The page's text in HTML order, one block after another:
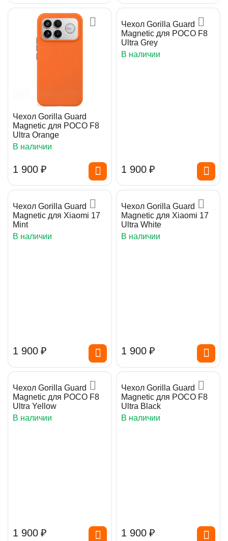
Чехол Gorilla Guard
Magnetic для POCO F8
Ultra Orange
В наличии
1 900 ₽
Чехол Gorilla Guard
Magnetic для POCO F8
Ultra Grey
В наличии
1 900 ₽
Чехол Gorilla Guard
Magnetic для Xiaomi 17
Mint
В наличии
1 900 ₽
Чехол Gorilla Guard
Magnetic для Xiaomi 17
Ultra White
В наличии
1 900 ₽
Чехол Gorilla Guard
Magnetic для POCO F8
Ultra Yellow
В наличии
1 900 ₽
Чехол Gorilla Guard
Magnetic для POCO F8
Ultra Black
В наличии
1 900 ₽